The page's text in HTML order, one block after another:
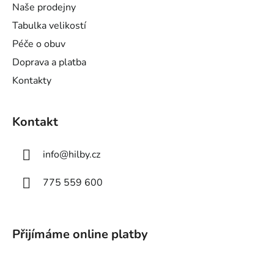
Naše prodejny
Tabulka velikostí
Péče o obuv
Doprava a platba
Kontakty
Kontakt
info@hilby.cz
775 559 600
Přijímáme online platby